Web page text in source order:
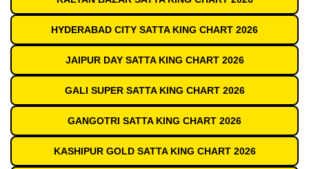
HYDERABAD CITY SATTA KING CHART 2026
JAIPUR DAY SATTA KING CHART 2026
GALI SUPER SATTA KING CHART 2026
GANGOTRI SATTA KING CHART 2026
KASHIPUR GOLD SATTA KING CHART 2026